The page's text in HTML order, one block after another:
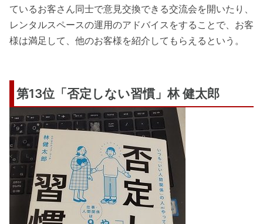
ているお客さん同士で意見交換できる交流会を開いたり、
レンタルスペースの運用のアドバイスをすることで、お客
様は満足して、他のお客様を紹介してもらえるという。
第13位「否定しない習慣」林 健太郎